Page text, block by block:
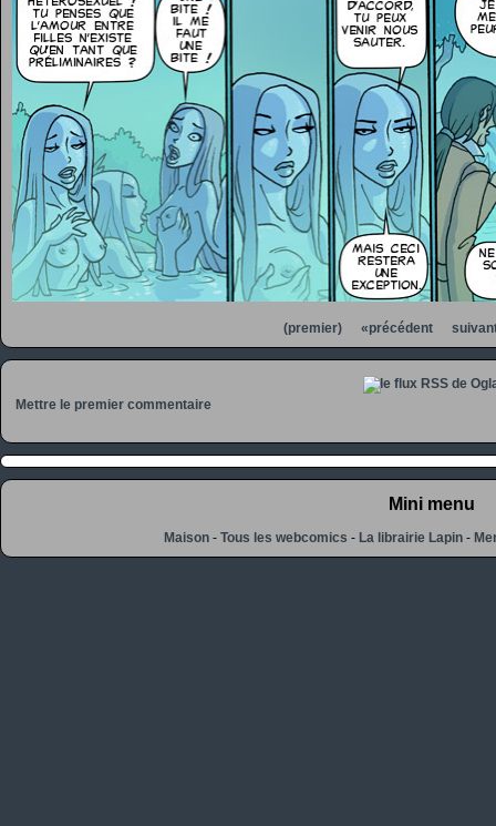
(premier) «précédent
Mettre le premier commentaire
Mini menu
Maison -Tous les webcomics -La librairie Lapin -